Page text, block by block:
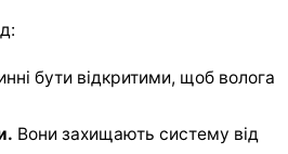
бути відкритими, щоб волога
Вони захищають систему від